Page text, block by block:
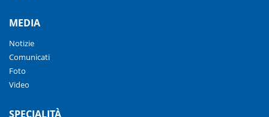
MEDIA
Notizie
Comunicati
Foto
Video
SPECIALITÀ